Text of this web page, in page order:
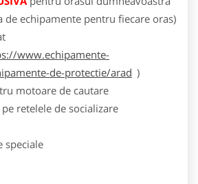
de echipamente pentru fiecare oras)
www.echipamente-
de-protectie/arad )
motoare de cautare
retelele de socializare
speciale